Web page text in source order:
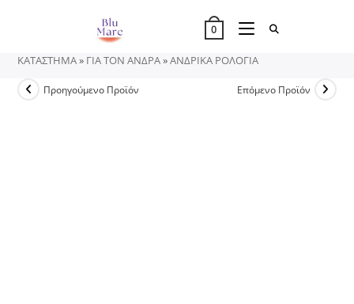
0
ΚΑΤΑΣΤΗΜΑ» ΓΙΑ ΤΟΝ ΑΝΔΡΑ»ΑΝΔΡΙΚΑ ΡΟΛΟΓΙΑ
Προηγούμενο Προϊόν Επόμενο Προϊόν